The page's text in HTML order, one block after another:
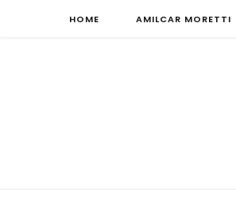
HOME AMILCAR MORETTI